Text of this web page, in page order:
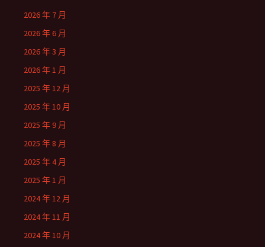
2026 年 7 月
2026 年 6 月
2026 年 3 月
2026 年 1 月
2025 年 12 月
2025 年 10 月
2025 年 9 月
2025 年 8 月
2025 年 4 月
2025 年 1 月
2024 年 12 月
2024 年 11 月
2024 年 10 月